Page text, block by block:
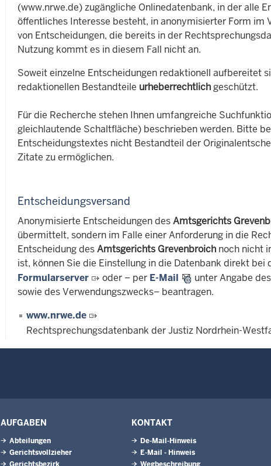
(www.nrwe.de) zugängliche Onlinedatenbank, in der alle
öffentliches Interesse besteht, in anonymisierter Form im
von Entscheidungen, die bereits in der
Nutzung kommt es in diesem Fall nicht an.
Soweit einzelne Entscheidungen redaktionell aufbereitet
redaktionellen Bestandteile urheberrechtlichgeschützt.
Für die Recherche stehen Ihnen umfangreiche
gleichlautende Schaltfläche) beschrieben werden. Bitte
Entscheidungstextes nicht Bestandteil der
Zitate zu ermöglichen.
Entscheidungsversand
Anonymisierte Entscheidungen desAmtsgerichts
übermittelt, sondern im Falle einer Anforderung in die
Entscheidung desAmtsgerichts Grevenbroich noch nicht
ist, können Sie die Einstellung in die Datenbank direkt bei
Formularserver
oder – per E-Mail
unter Angabe
sowie des Verwendungszwecks– beantragen.
www.nrwe.de
Rechtsprechungsdatenbank der Justiz Nordrhein-
AUFGABEN
Abteilungen
Gerichtsvollzieher
KONTAKT
De-Mail-Hinweis
E-Mail - Hinweis